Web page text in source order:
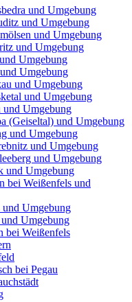
und Umgebung
und Umgebung
und Umgebung
und Umgebung
Umgebung
Umgebung
und Umgebung
und Umgebung
Umgebung
(Geiseltal) und Umgebung
und Umgebung
und Umgebung
und Umgebung
und Umgebung
bei Weißenfels und
Umgebung
Umgebung
bei Weißenfels
bei Pegau